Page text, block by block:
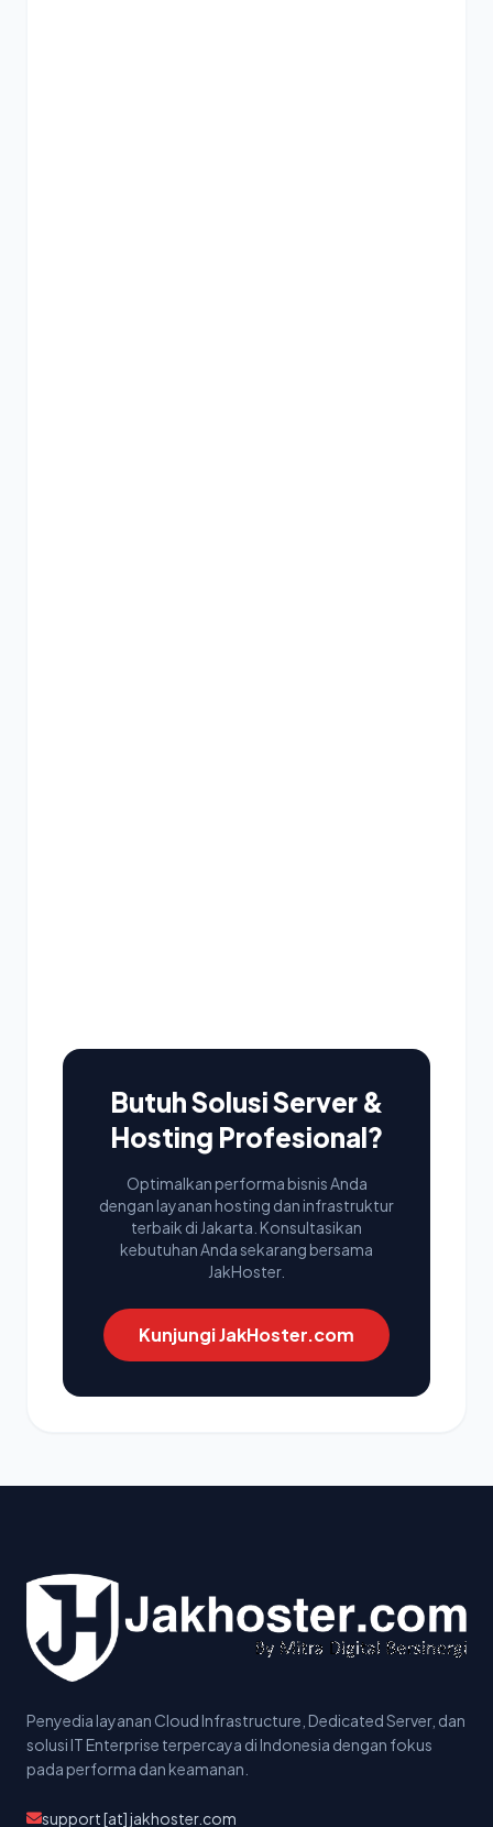
Butuh Solusi Server &
Hosting Profesional?
Optimalkan performa bisnis Anda
dengan layanan hosting dan infrastruktur
terbaik di Jakarta. Konsultasikan
kebutuhan Anda sekarang bersama
JakHoster.
Kunjungi JakHoster.com
Penyedia layanan Cloud Infrastructure, Dedicated Server, dan
solusi IT Enterprise terpercaya di Indonesia dengan fokus
pada performa dan keamanan.
support [at] jakhoster.com